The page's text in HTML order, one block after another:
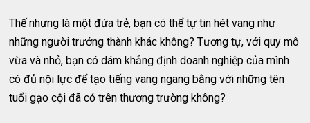
Thế nhưng là một đứa trẻ, bạn có thể tự tin hét vang như
những người trưởng thành khác không? Tương tự, với quy mô
vừa và nhỏ, bạn có dám khẳng định doanh nghiệp của mình
có đủ nội lực để tạo tiếng vang ngang bằng với những tên
tuổi gạo cội đã có trên thương trường không?